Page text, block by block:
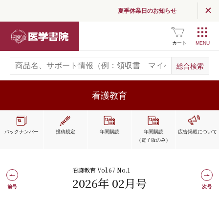
夏季休業日のお知らせ
カート
看護教育
バックナンバー 投稿規定 年間購読
年間購読
（電子版のみ）
広告掲載について
看護教育 Vol.67 No.1
2026年 02月号
前号 次号